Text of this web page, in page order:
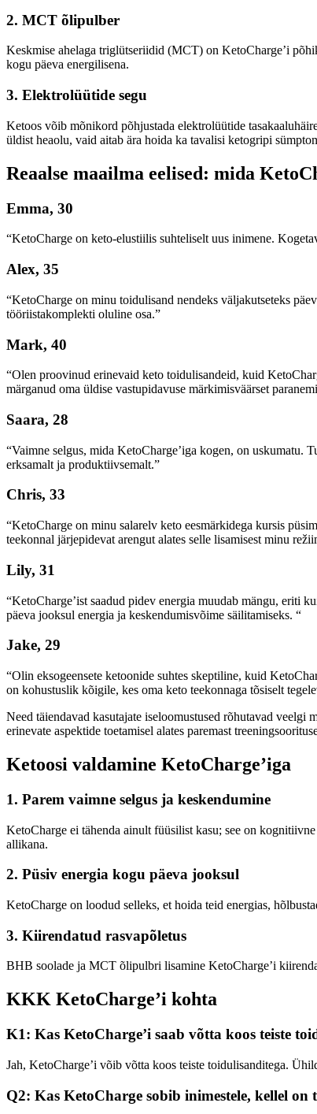
2. MCT õlipulber
Keskmise ahelaga triglütseriidid (MCT) on KetoCharge’i
kogu päeva energilisena.
3. Elektrolüütide segu
Ketoos võib mõnikord põhjustada elektrolüütide
üldist heaolu, vaid aitab ära hoida ka tavalisi ketogripi
Reaalse maailma eelised: mida
Emma, ​​30
“KetoCharge on keto-elustiilis suhteliselt uus inimene.
Alex, 35
“KetoCharge on minu toidulisand nendeks väljakutseteks
tööriistakomplekti oluline osa.”
Mark, 40
“Olen proovinud erinevaid keto toidulisandeid, kuid
märganud oma üldise vastupidavuse märkimisväärset
Saara, 28
“Vaimne selgus, mida KetoCharge’iga kogen, on uskumatu.
erksamalt ja produktiivsemalt.”
Chris, 33
“KetoCharge on minu salarelv keto eesmärkidega kursis
teekonnal järjepidevat arengut alates selle lisamisest minu
Lily, 31
“KetoCharge’ist saadud pidev energia muudab mängu, eriti
päeva jooksul energia ja keskendumisvõime säilitamiseks. “
Jake, 29
“Olin eksogeensete ketoonide suhtes skeptiline, kuid
on kohustuslik kõigile, kes oma keto teekonnaga tõsiselt
Need täiendavad kasutajate iseloomustused rõhutavad
erinevate aspektide toetamisel alates paremast
Ketoosi valdamine KetoCharge’iga
1. Parem vaimne selgus ja keskendumine
KetoCharge ei tähenda ainult füüsilist kasu; see on
allikana.
2. Püsiv energia kogu päeva jooksul
KetoCharge on loodud selleks, et hoida teid energias,
3. Kiirendatud rasvapõletus
BHB soolade ja MCT õlipulbri lisamine KetoCharge’i
KKK KetoCharge’i kohta
K1: Kas KetoCharge’i saab võtta koos teiste
Jah, KetoCharge’i võib võtta koos teiste toidulisanditega.
Q2: Kas KetoCharge sobib inimestele, kellel